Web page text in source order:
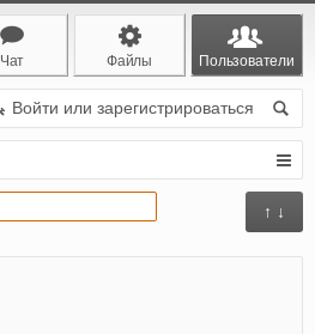
Чат Файлы Пользователи
Войти или зарегистрироваться
↑ ↓